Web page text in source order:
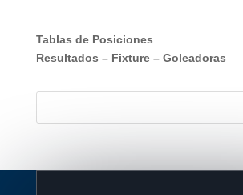
Tablas de Posiciones
Resultados – Fixture– Goleadoras